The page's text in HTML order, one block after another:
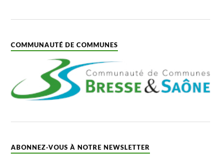
COMMUNAUTÉ DE COMMUNES
ABONNEZ-VOUS À NOTRE NEWSLETTER